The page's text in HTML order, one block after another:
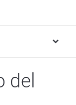
del